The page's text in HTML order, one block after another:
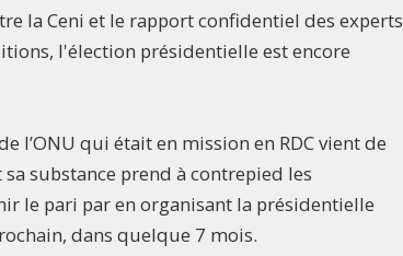
la Ceni et le rapport confidentiel des experts
l'élection présidentielle est encore
l’ONU qui était en mission en RDC vient de
substance prend à contrepied les
le pari par en organisant la présidentielle
dans quelque 7 mois.